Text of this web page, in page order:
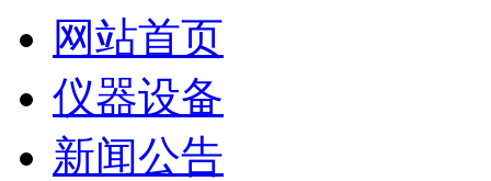
网站首页
仪器设备
新闻公告